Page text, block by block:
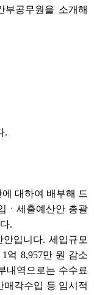
부공무원을 소개해
.
대하여 배부해 드
ㆍ세출예산안 총괄
.
입니다. 세입규모
억 8,957만 원 감소
내역으로는 수수료
매각수입 등 임시적